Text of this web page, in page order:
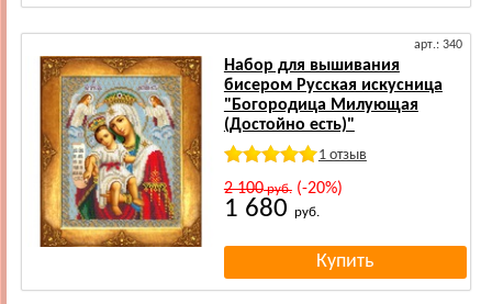
арт.: 340
Набор для вышивания
бисером Русская искусница
"Богородица Милующая
(Достойно есть)"
1 отзыв
2 100руб.(-20%)
1 680 руб.